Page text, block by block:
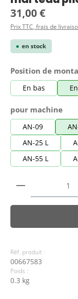
Prix régulier :
31,00 €
Prix TTC, frais de
en stock
Sélectionnez
Position de
En bas
Sélectionnez
pour machine
AN-09
AN-25 L
AN-55 L
Quantité de
Réf. produit :
00667583
Poids :
0.3 kg